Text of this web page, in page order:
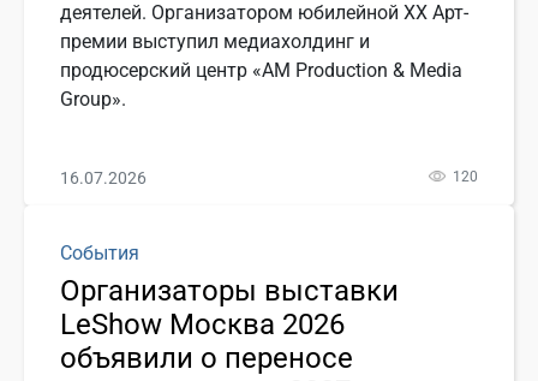
деятелей. Организатором юбилейной ХХ Арт-
премии выступил медиахолдинг и
продюсерский центр «АМ Production & Media
Group».
16.07.2026 120
События
Организаторы выставки
LeShow Москва 2026
объявили о переносе